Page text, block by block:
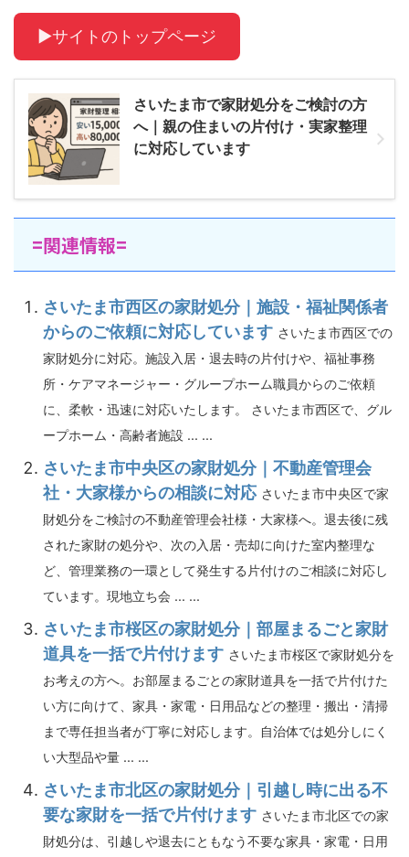
▶サイトのトップページ
さいたま市で家財処分をご検討の方
へ｜親の住まいの片付け・実家整理
に対応しています
=関連情報=
さいたま市西区の家財処分｜施設・福祉関係者
からのご依頼に対応しています さいたま市西区での
家財処分に対応。施設入居・退去時の片付けや、福祉事務
所・ケアマネージャー・グループホーム職員からのご依頼
に、柔軟・迅速に対応いたします。 さいたま市西区で、グル
ープホーム・高齢者施設 ... ...
さいたま市中央区の家財処分｜不動産管理会
社・大家様からの相談に対応 さいたま市中央区で家
財処分をご検討の不動産管理会社様・大家様へ。退去後に残
された家財の処分や、次の入居・売却に向けた室内整理な
ど、管理業務の一環として発生する片付けのご相談に対応し
ています。現地立ち会 ... ...
さいたま市桜区の家財処分｜部屋まるごと家財
道具を一括で片付けます さいたま市桜区で家財処分を
お考えの方へ。お部屋まるごとの家財道具を一括で片付けた
い方に向けて、家具・家電・日用品などの整理・搬出・清掃
まで専任担当者が丁寧に対応します。自治体では処分しにく
い大型品や量 ... ...
さいたま市北区の家財処分｜引越し時に出る不
要な家財を一括で片付けます さいたま市北区での家
財処分は、引越しや退去にともなう不要な家具・家電・日用